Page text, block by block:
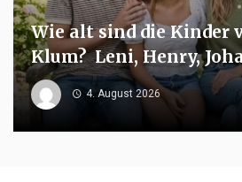
Wie alt sind die Kinder
Klum? Leni, Henry,
4. August 2026